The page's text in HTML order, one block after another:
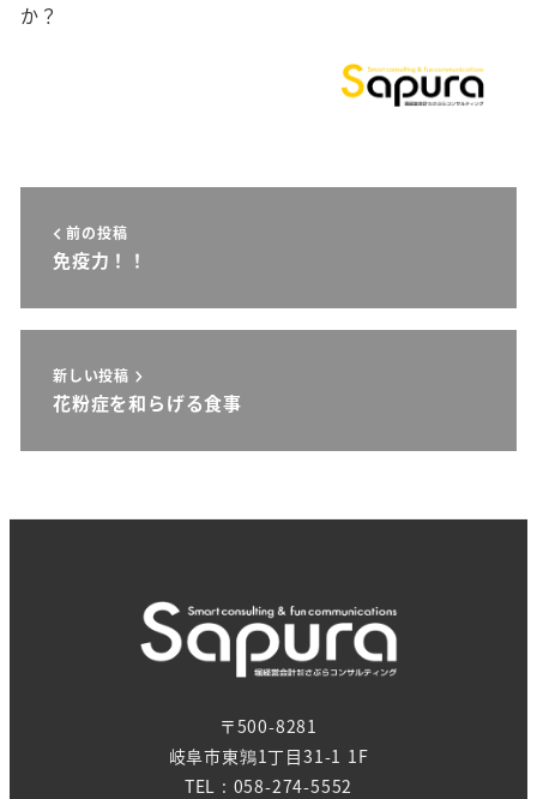
か？
前の投稿
免疫力！！
新しい投稿
花粉症を和らげる食事
〒500-8281
岐阜市東鶉1丁目31-1 1F
TEL : 058-274-5552